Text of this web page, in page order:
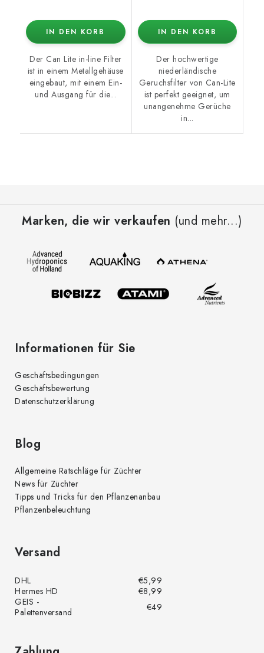
IN DEN KORB
Der Can Lite in-line Filter
ist in einem Metallgehäuse
eingebaut, mit einem Ein-
und Ausgang für die...
IN DEN KORB
Der hochwertige
niederländische
Geruchsfilter von Can-Lite
ist perfekt geeignet, um
unangenehme Gerüche
in...
Marken, die wir verkaufen (und mehr...)
Informationen für Sie
Geschäftsbedingungen
Geschäftsbewertung
Datenschutzerklärung
Blog
Allgemeine Ratschläge für Züchter
News für Züchter
Tipps und Tricks für den Pflanzenanbau
Pflanzenbeleuchtung
Versand
DHL
€5,99
Hermes HD
€8,99
GEIS -
Palettenversand
€49